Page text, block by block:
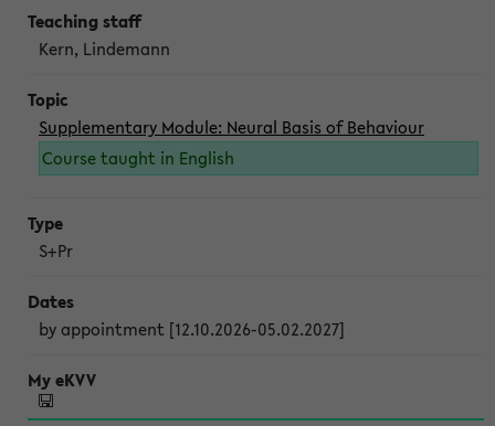
Kern, Lindemann
Supplementary Module: Neural Basis of Behaviour
Course taught in English
S+Pr
by appointment [12.10.2026-05.02.2027]